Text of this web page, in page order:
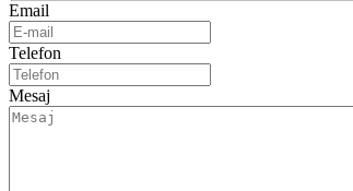
Email
Telefon
Mesaj